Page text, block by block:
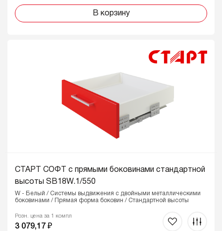
В корзину
СТАРТ СОФТ с прямыми боковинами стандартной
высоты SB18W.1/550
W - Белый / Системы выдвижения с двойными металлическими
боковинами / Прямая форма боковин / Стандартной высоты
Розн. цена за 1 компл
3 079,17 ₽